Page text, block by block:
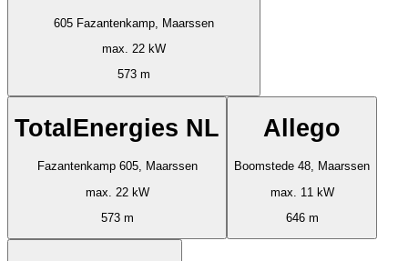
605 Fazantenkamp, Maarssen
max. 22 kW
573 m
TotalEnergies NL
Fazantenkamp 605, Maarssen
max. 22 kW
573 m
Allego
Boomstede 48, Maarssen
max. 11 kW
646 m